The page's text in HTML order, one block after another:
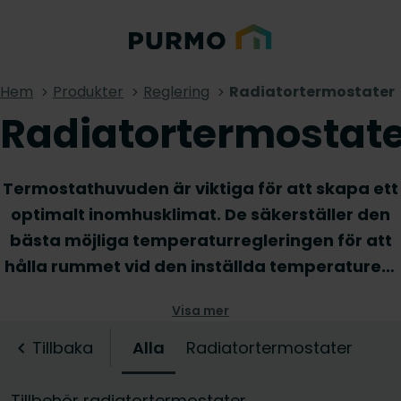
Hem Produkter Reglering Radiatortermostater
Termostathuvuden är viktiga för att skapa ett
optimalt inomhusklimat. De säkerställer den
bästa möjliga temperaturregleringen för att
hålla rummet vid den inställda temperaturen.
termostathuvuden för att möta alla behov.
Det finns naturligtvis standardversionerna,
men alternativen inkluderar också
termostathuvuden för offentliga områden och
Visa mer
Tillbaka Alla Radiatortermostater